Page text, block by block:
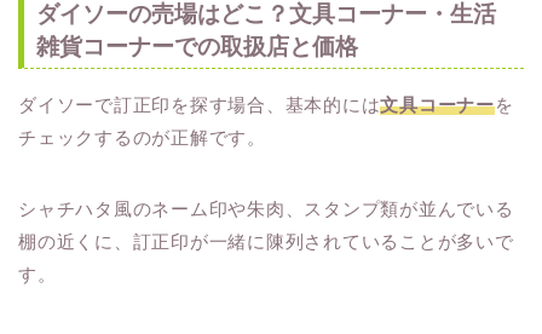
ダイソーの売場はどこ？文具コーナー・生活
雑貨コーナーでの取扱店と価格
ダイソーで訂正印を探す場合、基本的には文具コーナーを
チェックするのが正解です。
シャチハタ風のネーム印や朱肉、スタンプ類が並んでいる
棚の近くに、訂正印が一緒に陳列されていることが多いで
す。